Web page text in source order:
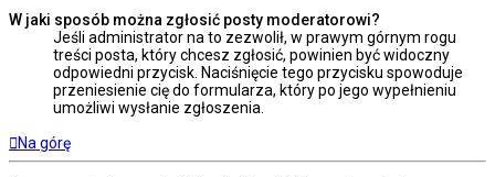
W jaki sposób można zgłosić posty moderatorowi?
Jeśli administrator na to zezwolił, w prawym górnym rogu
treści posta, który chcesz zgłosić, powinien być widoczny
odpowiedni przycisk. Naciśnięcie tego przycisku spowoduje
przeniesienie cię do formularza, który po jego wypełnieniu
umożliwi wysłanie zgłoszenia.
Na górę